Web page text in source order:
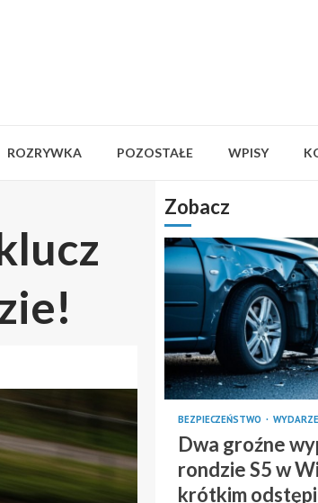
ROZRYWKA POZOSTAŁE WPISY
Zobacz
BEZPIECZEŃSTWO
Dwa groźne
rondzie S5 w
krótkim